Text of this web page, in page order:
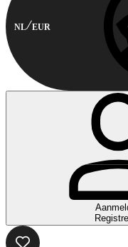
NL EUR